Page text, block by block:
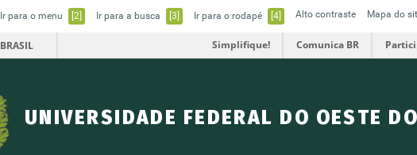
Ir para o menu [2] Ir para a busca [3] Ir para o rodapé [4] Alto contraste Mapa do
BRASIL Simplifique! Comunica BR
UNIVERSIDADE FEDERAL DO OESTE